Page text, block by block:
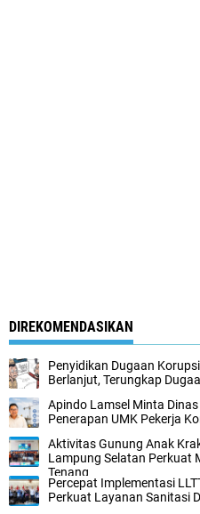
DIREKOMENDASIKAN
Penyidikan Dugaan
Berlanjut, Terungkap
Apindo Lamsel Minta
Penerapan UMK Pekerja
Aktivitas Gunung Anak
Lampung Selatan Perkuat
Tenang
Percepat Implementasi
Perkuat Layanan Sanitasi